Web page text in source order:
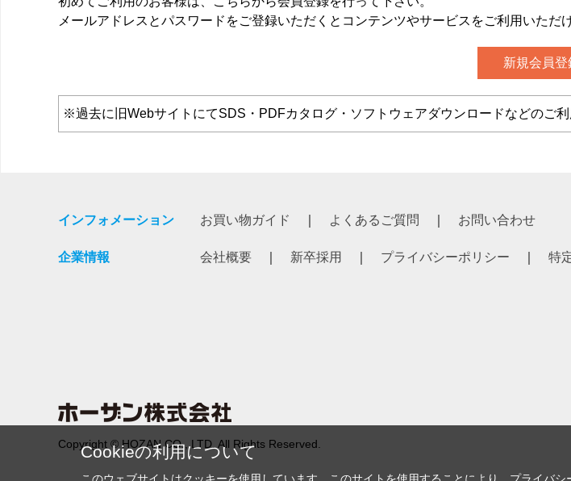
メールアドレスとパスワードをご登録いただくとコンテンツやサービスをご利用いただけ
※過去に旧WebサイトにてSDS・PDFカタログ・ソフトウェアダウンロードなどのご
インフォメーション お買い物ガイド よくあるご質問 お問い合わせ
企業情報 会社概要 新卒採用 プライバシーポリシー 特
Copyright © HOZAN CO., LTD. All Rights Reserved.
Cookieの利用について